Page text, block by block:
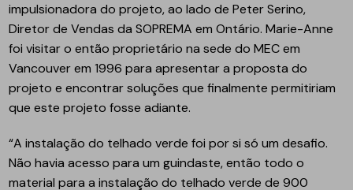
impulsionadora do projeto, ao lado de Peter Serino,
Diretor de Vendas da SOPREMA em Ontário. Marie-Anne
foi visitar o então proprietário na sede do MEC em
Vancouver em 1996 para apresentar a proposta do
projeto e encontrar soluções que finalmente permitiriam
que este projeto fosse adiante.
“A instalação do telhado verde foi por si só um desafio.
Não havia acesso para um guindaste, então todo o
material para a instalação do telhado verde de 900